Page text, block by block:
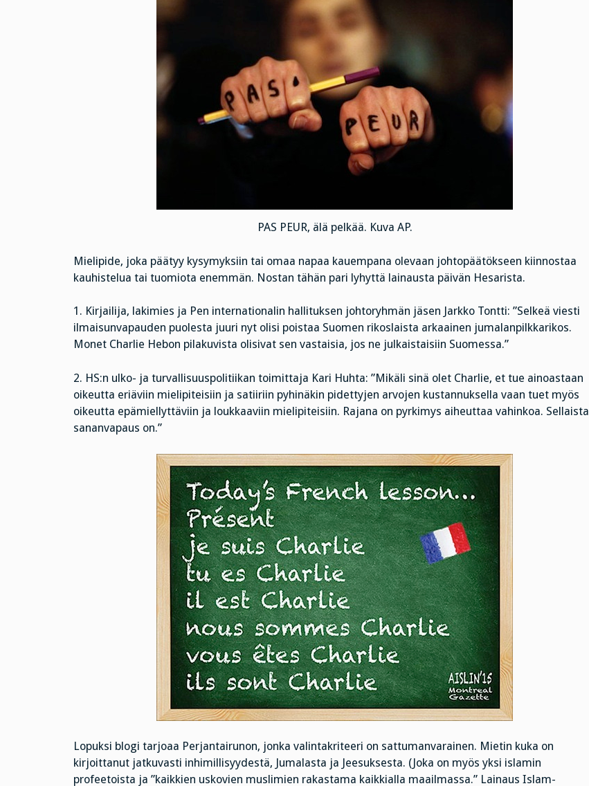
PAS PEUR, älä pelkää. Kuva AP.
Mielipide, joka päätyy kysymyksiin tai omaa napaa kauempana olevaan johtopäätökseen kiinnostaa
kauhistelua tai tuomiota enemmän. Nostan tähän pari lyhyttä lainausta päivän Hesarista.
1. Kirjailija, lakimies ja Pen internationalin hallituksen johtoryhmän jäsen Jarkko Tontti: ”Selkeä viesti
ilmaisunvapauden puolesta juuri nyt olisi poistaa Suomen rikoslaista arkaainen jumalanpilkkarikos.
Monet Charlie Hebon pilakuvista olisivat sen vastaisia, jos ne julkaistaisiin Suomessa.”
2. HS:n ulko- ja turvallisuuspolitiikan toimittaja Kari Huhta: ”Mikäli sinä olet Charlie, et tue ainoastaan
oikeutta eriäviin mielipiteisiin ja satiiriin pyhinäkin pidettyjen arvojen kustannuksella vaan tuet myös
oikeutta epämiellyttäviin ja loukkaaviin mielipiteisiin. Rajana on pyrkimys aiheuttaa vahinkoa. Sellaista
sananvapaus on.”
Lopuksi blogi tarjoaa Perjantairunon, jonka valintakriteeri on sattumanvarainen. Mietin kuka on
kirjoittanut jatkuvasti inhimillisyydestä, Jumalasta ja Jeesuksesta. (Joka on myös yksi islamin
profeetoista ja ”kaikkien uskovien muslimien rakastama kaikkialla maailmassa.” Lainaus Islam-